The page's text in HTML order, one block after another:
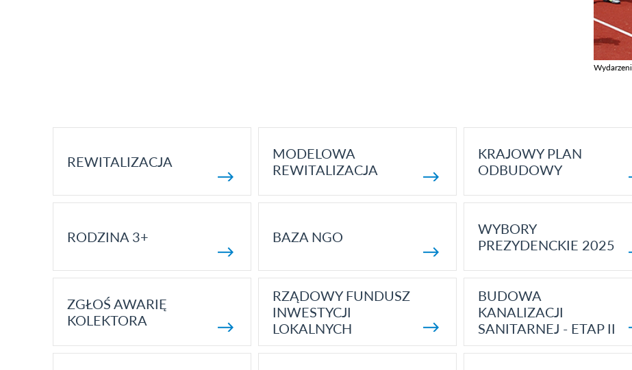
REWITALIZACJA
MODELOWA
REWITALIZACJA
KRAJOWY PLAN
ODBUDOWY
RODZINA 3+ BAZA NGO
WYBORY
PREZYDENCKIE 2025
ZGŁOŚ AWARIĘ
KOLEKTORA
RZĄDOWY FUNDUSZ
INWESTYCJI
LOKALNYCH
BUDOWA
KANALIZACJI
SANITARNEJ - ETAP II